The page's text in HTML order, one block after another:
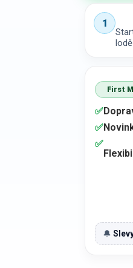
1
First
✅
✅
✅
🔔